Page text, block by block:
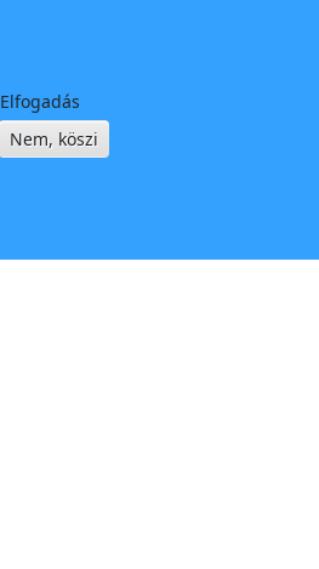
Elfogadás
Nem, köszi